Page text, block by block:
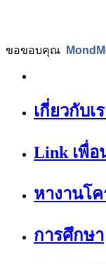
ขอขอบคุณ
เกี่ยวกับเ
Link เพื่อ
หางานโ
การศึกษา